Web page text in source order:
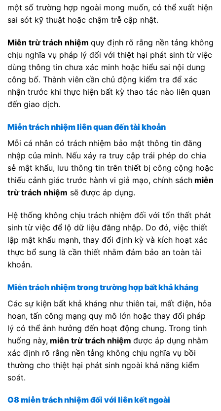
một số trường hợp ngoài mong muốn, có thể xuất hiện
sai sót kỹ thuật hoặc chậm trễ cập nhật.
Miễn trừ trách nhiệm quy định rõ rằng nền tảng không
chịu nghĩa vụ pháp lý đối với thiệt hại phát sinh từ việc
dùng thông tin chưa xác minh hoặc hiểu sai nội dung
công bố. Thành viên cần chủ động kiểm tra để xác
nhận trước khi thực hiện bất kỳ thao tác nào liên quan
đến giao dịch.
Miễn trách nhiệm liên quan đến tài khoản
Mỗi cá nhân có trách nhiệm bảo mật thông tin đăng
nhập của mình. Nếu xảy ra truy cập trái phép do chia
sẻ mật khẩu, lưu thông tin trên thiết bị công cộng hoặc
thiếu cảnh giác trước hành vi giả mạo, chính sách miễn
trừ trách nhiệm sẽ được áp dụng.
Hệ thống không chịu trách nhiệm đối với tổn thất phát
sinh từ việc để lộ dữ liệu đăng nhập. Do đó, việc thiết
lập mật khẩu mạnh, thay đổi định kỳ và kích hoạt xác
thực bổ sung là cần thiết nhằm đảm bảo an toàn tài
khoản.
Miễn trách nhiệm trong trường hợp bất khả kháng
Các sự kiện bất khả kháng như thiên tai, mất điện, hỏa
hoạn, tấn công mạng quy mô lớn hoặc thay đổi pháp
lý có thể ảnh hưởng đến hoạt động chung. Trong tình
huống này, miễn trừ trách nhiệm được áp dụng nhằm
xác định rõ rằng nền tảng không chịu nghĩa vụ bồi
thường cho thiệt hại phát sinh ngoài khả năng kiểm
soát.
O8 miễn trách nhiệm đối với liên kết ngoài